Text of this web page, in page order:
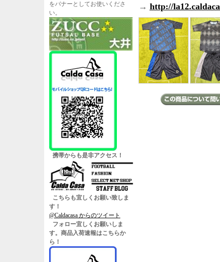
をバナーとしてお使いくださ
い。
携帯からも是非アクセス！
こちらも宜しくお願い致しま
す！
@Caldacasa からのツイート
フォロー宜しくお願いしま
す。商品入荷速報はこちらか
ら！
→ http://